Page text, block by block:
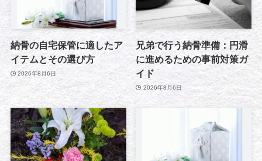
納骨の自宅保管に適したア
イテムとその選び方
2026年8月6日
兄弟で行う納骨準備：円滑
に進めるための事前対策ガ
イド
2026年8月6日